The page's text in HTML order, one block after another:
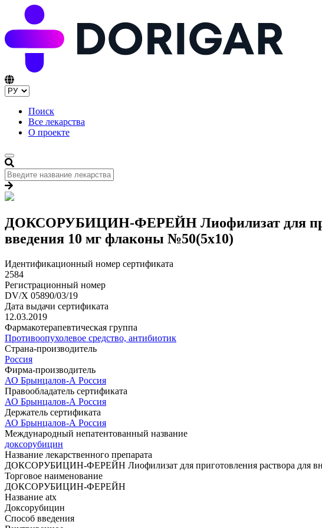
Поиск
Все лекарства
О проекте
ДОКСОРУБИЦИН-ФЕРЕЙН Лиофилизат для
введения 10 мг флаконы №50(5x10)
Идентификационный номер сертификата
2584
Регистрационный номер
DV/X 05890/03/19
Дата выдачи сертификата
12.03.2019
Фармакотерапевтическая группа
Противоопухолевое средство, антибиотик
Страна-производитель
Россия
Фирма-производитель
АО Брынцалов-А Россия
Правообладатель сертификата
АО Брынцалов-А Россия
Держатель сертификата
АО Брынцалов-А Россия
Международный непатентованный название
доксорубицин
Название лекарственного препарата
ДОКСОРУБИЦИН-ФЕРЕЙН Лиофилизат для приготовления раствора для
Торговое наименование
ДОКСОРУБИЦИН-ФЕРЕЙН
Название atx
Доксорубицин
Способ введения